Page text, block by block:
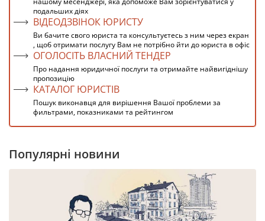
подальших діях
ВІДЕОДЗВІНОК ЮРИСТУ
Ви бачите свого юриста та консультуєтесь з ним через екран
, щоб отримати послугу Вам не потрібно йти до юриста в офіс
ОГОЛОСІТЬ ВЛАСНИЙ ТЕНДЕР
Про надання юридичної послуги та отримайте найвигіднішу
пропозицію
КАТАЛОГ ЮРИСТІВ
Пошук виконавця для вирішення Вашої проблеми за
фильтрами, показниками та рейтингом
Популярні новини